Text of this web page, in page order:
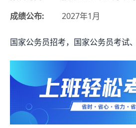
成绩公布:
2027年1月
国家公务员招考，国家公务员考试、